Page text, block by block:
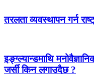
तरलता व्यवस्थापन गर्न
इङ्ग्ल्यान्डमाथि
जर्सी किन लगाउदैछ ?